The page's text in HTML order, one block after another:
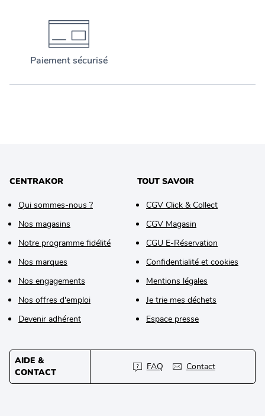
Paiement sécurisé
CENTRAKOR
Qui sommes-nous ?
Nos magasins
Notre programme fidélité
Nos marques
Nos engagements
Nos offres d'emploi
Devenir adhérent
TOUT SAVOIR
CGV Click & Collect
CGV Magasin
CGU E-Réservation
Confidentialité et cookies
Mentions légales
Je trie mes déchets
Espace presse
AIDE &
CONTACT
FAQ Contact